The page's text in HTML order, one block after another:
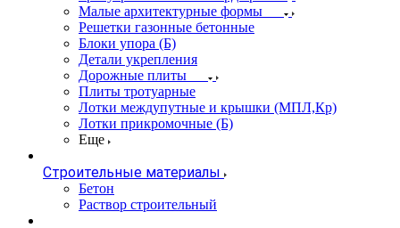
Малые архитектурные формы
Решетки газонные бетонные
Блоки упора (Б)
Детали укрепления
Дорожные плиты
Плиты тротуарные
Лотки междупутные и крышки (МПЛ,Кр)
Лотки прикромочные (Б)
Еще
Строительные материалы
Бетон
Раствор строительный